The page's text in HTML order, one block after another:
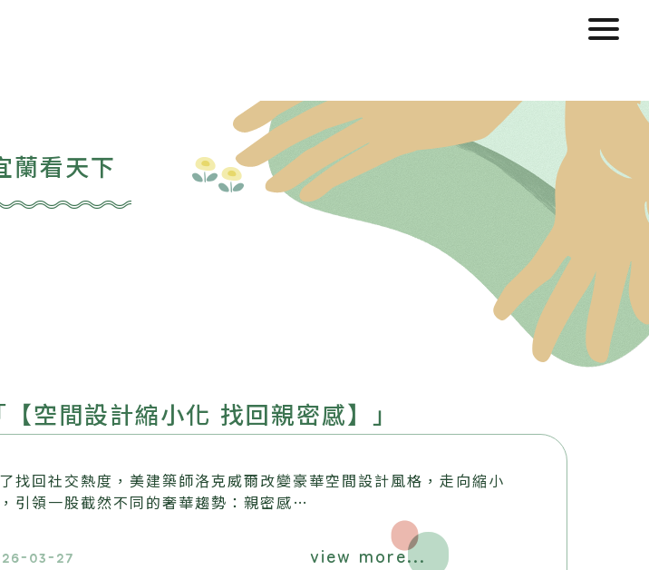
蘭看天下
【空間設計縮小化 找回親密感】」
找回社交熱度，美建築師洛克威爾改變豪華空間設計風格，走向縮小
引領一股截然不同的奢華趨勢：親密感…
03-27 view more...